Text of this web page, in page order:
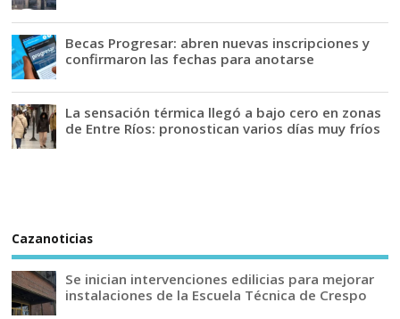
Becas Progresar: abren nuevas inscripciones y
confirmaron las fechas para anotarse
La sensación térmica llegó a bajo cero en zonas
de Entre Ríos: pronostican varios días muy fríos
Cazanoticias
Se inician intervenciones edilicias para mejorar
instalaciones de la Escuela Técnica de Crespo